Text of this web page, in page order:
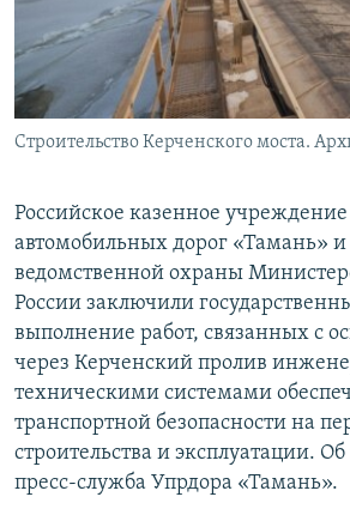
ПОБЕДИТЕЛЕЙ НЕ СУДЯТ?
КРЫМ.НЕПОКОРЕННЫЙ
ELIFBE
УКРАИНСКАЯ ПРОБЛЕМА КРЫМА
ПРИСОЕДИНЯЙТЕСЬ!
Строительство Керченского моста.
Российское казенное
автомобильных дорог «Тамань»
ведомственной охраны
России заключили
выполнение работ, связанных с
через Керченский пролив
техническими системами
транспортной безопасности на
строительства и эксплуатации.
пресс-служба Упрдора «Тамань».